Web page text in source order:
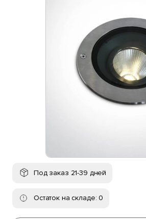
Под заказ 21-39 дней
Остаток на складе: 0